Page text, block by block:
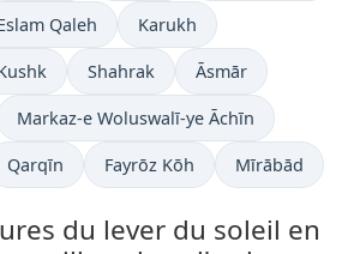
Qaleh Karukh
Shahrak Āsmār
Markaz-e Woluswalī-ye Āchīn
Qarqīn Fayrōz Kōh Mīrābād
du lever du soleil en